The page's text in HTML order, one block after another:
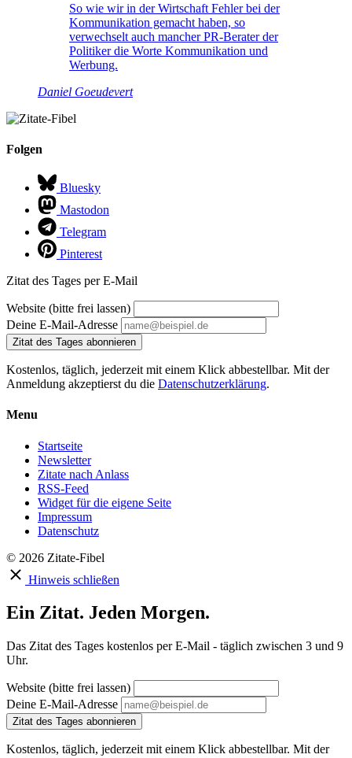
So wie wir in der Wirtschaft Fehler bei der
Kommunikation gemacht haben, so
verwechselt auch mancher PR-Berater der
Politiker die Worte Kommunikation und
Werbung.
Daniel Goeudevert
Folgen
Bluesky
Mastodon
Telegram
Pinterest
Zitat des Tages per E-Mail
Website (bitte frei lassen)
Deine E-Mail-Adresse
Zitat des Tages abonnieren
Kostenlos, täglich, jederzeit mit einem Klick abbestellbar. Mit der
Anmeldung akzeptierst du die Datenschutzerklärung.
Menu
Startseite
Newsletter
Zitate nach Anlass
RSS-Feed
Widget für die eigene Seite
Impressum
Datenschutz
© 2026 Zitate-Fibel
Hinweis schließen
Ein Zitat. Jeden Morgen.
Das Zitat des Tages kostenlos per E-Mail - täglich zwischen 3 und 9
Uhr.
Website (bitte frei lassen)
Deine E-Mail-Adresse
Zitat des Tages abonnieren
Kostenlos, täglich, jederzeit mit einem Klick abbestellbar. Mit der